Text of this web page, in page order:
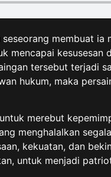
membuat
mencapai kesusesan
tersebut terjadi
hukum, maka
merebut
menghalalkan
kekuatan, dan
untuk menjadi